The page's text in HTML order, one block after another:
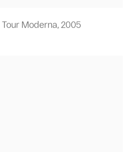
Tour Moderna, 2005